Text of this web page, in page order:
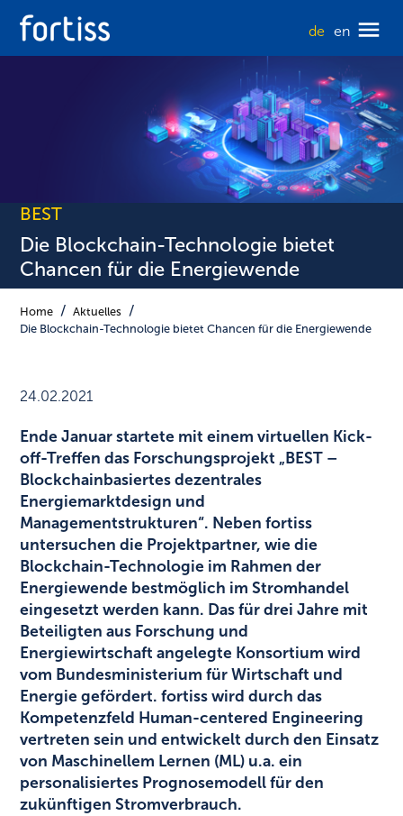
de en
BEST
Die Blockchain-Technologie bietet
Chancen für die Energiewende
Home
Aktuelles
Die Blockchain-Technologie bietet Chancen für die Energiewende
24.02.2021
Ende Januar startete mit einem virtuellen Kick-
off-Treffen das Forschungsprojekt „BEST –
Blockchainbasiertes dezentrales
Energiemarktdesign und
Managementstrukturen“. Neben fortiss
untersuchen die Projektpartner, wie die
Blockchain-Technologie im Rahmen der
Energiewende bestmöglich im Stromhandel
eingesetzt werden kann. Das für drei Jahre mit
Beteiligten aus Forschung und
Energiewirtschaft angelegte Konsortium wird
vom Bundesministerium für Wirtschaft und
Energie gefördert. fortiss wird durch das
Kompetenzfeld Human-centered Engineering
vertreten sein und entwickelt durch den Einsatz
von Maschinellem Lernen (ML) u.a. ein
personalisiertes Prognosemodell für den
zukünftigen Stromverbrauch.